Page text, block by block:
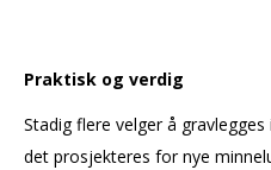
Praktisk og verdig
Stadig flere velger å
det prosjekteres for nye